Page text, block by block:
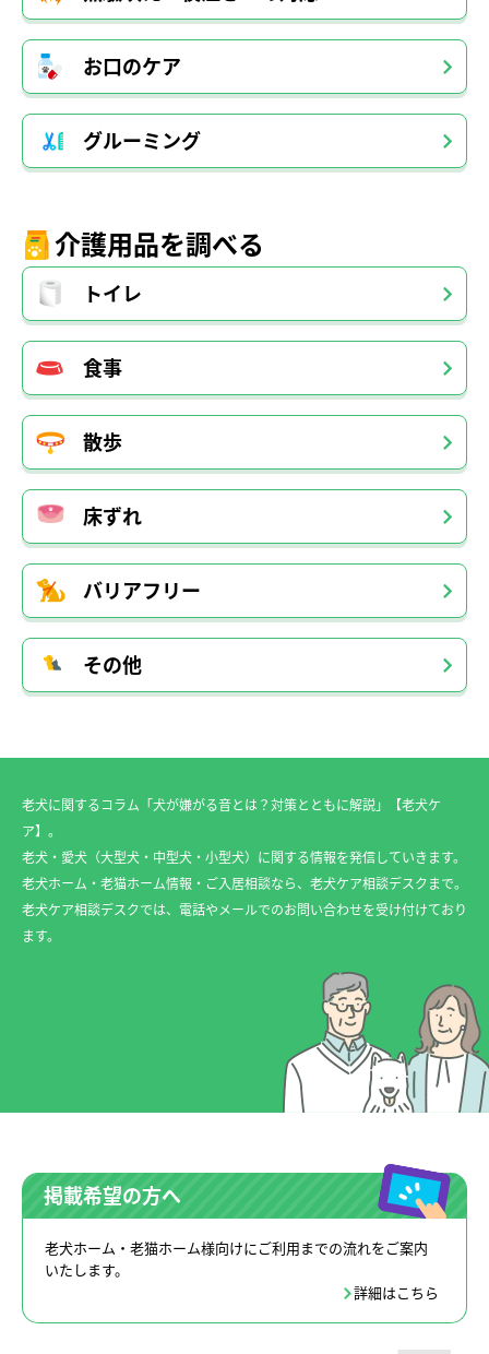
お口のケア
グルーミング
介護用品を調べる
トイレ
食事
散歩
床ずれ
バリアフリー
その他
老犬に関するコラム「犬が嫌がる音とは？対策とともに解説」【老犬ケ
ア】。
老犬・愛犬（大型犬・中型犬・小型犬）に関する情報を発信していきます。
老犬ホーム・老猫ホーム情報・ご入居相談なら、老犬ケア相談デスクまで。
老犬ケア相談デスクでは、電話やメールでのお問い合わせを受け付けており
ます。
掲載希望の方へ
老犬ホーム・老猫ホーム様向けにご利用までの流れをご案内
いたします。
詳細はこちら